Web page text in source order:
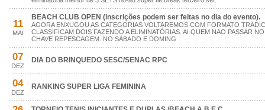
11
MAI
BEACH CLUB OPEN (inscrições podem ser feitas no dia do evento).
AGORA ENXUGOU AS CATEGORIAS VOLTAREMOS COM FORMATO
CLASSIFICAM DOIS FAZENDO A ELIMINATÓRIAS. AI QUEM NAO PASSAR
CHAVE REPESCAGEM. NO SÁBADO E DOMING
07
DEZ
DIA DO BRINQUEDO SESC/SENAC RPC
04
DEZ
RANKING SUPER LIGA FEMININA